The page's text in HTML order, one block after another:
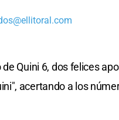
Quini 6, dos felices
acertando a los